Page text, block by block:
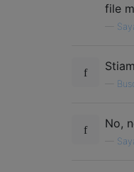
file
No,